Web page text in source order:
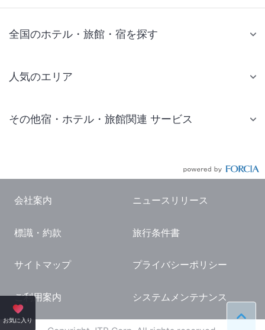
お気に入り ペー
全国のホテル・旅館・宿を探す
人気のエリア
仙台 ホテル
東京ドーム ホテル
横浜 ホテル
熱海 ホテル
京都 ホテル
その他宿・ホテル・旅館関連 サービス
国内観光ガイド
旅行・観光情報
会社案内 ニュースリリース
標識・約款 旅行条件書
サイトマップ プライバシーポリシー
ご利用案内 システムメンテナンス